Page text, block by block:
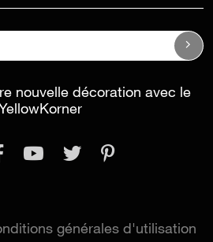
nouvelle décoration avec le
générales d'utilisation